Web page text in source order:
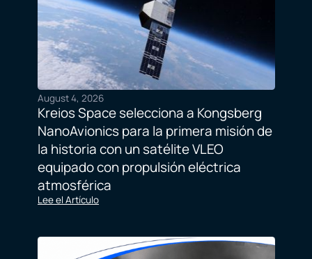
August 4, 2026
Kreios Space selecciona a Kongsberg
NanoAvionics para la primera misión de
la historia con un satélite VLEO
equipado con propulsión eléctrica
atmosférica
Lee el Artículo